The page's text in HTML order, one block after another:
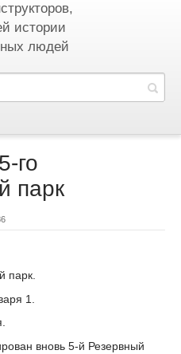
истории
людей
го
парк
парк.
1.
вновь 5-й Резервный